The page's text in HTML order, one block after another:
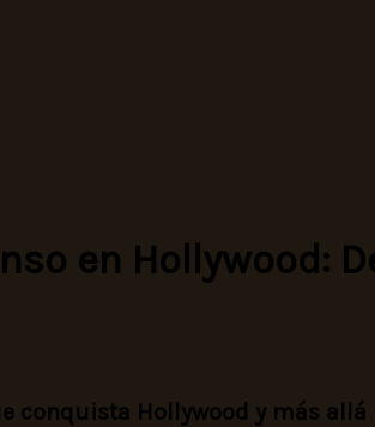
en Hollywood:
conquista Hollywood y más allá